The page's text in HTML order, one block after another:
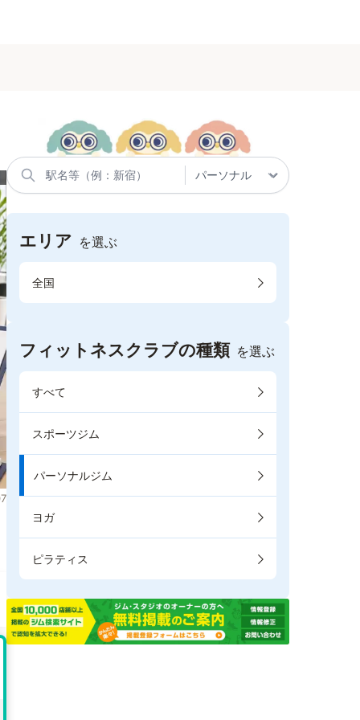
エリア を選ぶ
全国
フィットネスクラブの種類 を選ぶ
すべて
スポーツジム
パーソナルジム
ヨガ
ピラティス